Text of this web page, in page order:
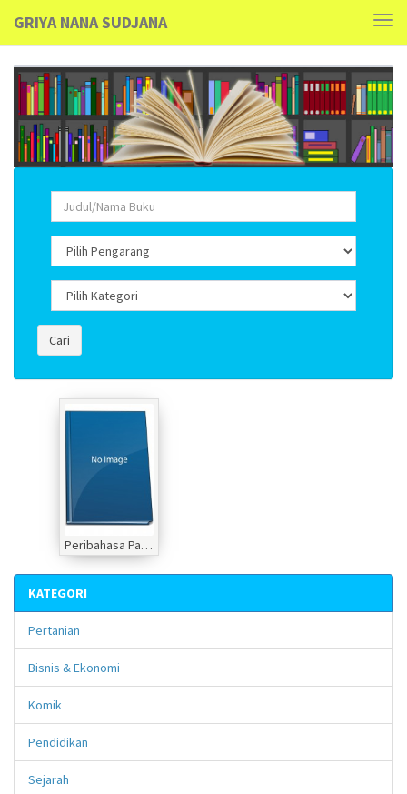
GRIYA NANA SUDJANA
Cari
Peribahasa Pantun dan Idola
KATEGORI
Pertanian
Bisnis & Ekonomi
Komik
Pendidikan
Sejarah